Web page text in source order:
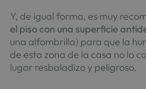
Y, de igual forma, es muy
el piso con una superficie
una alfombrilla) para que la
de esta zona de la casa no lo
lugar resbaladizo y peligroso.